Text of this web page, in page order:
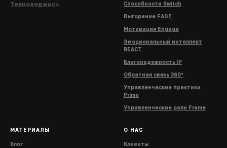
Текнолоджис»
Способности Switch
Выгорание FADE
Мотивация Engage
Эмоциональный интеллект
REACT
Благонадежность IP
Обратная связь 360°
Управленческие практики
Prime
Управленческие роли Frame
МАТЕРИАЛЫ
Блог
О НАС
Клиенты